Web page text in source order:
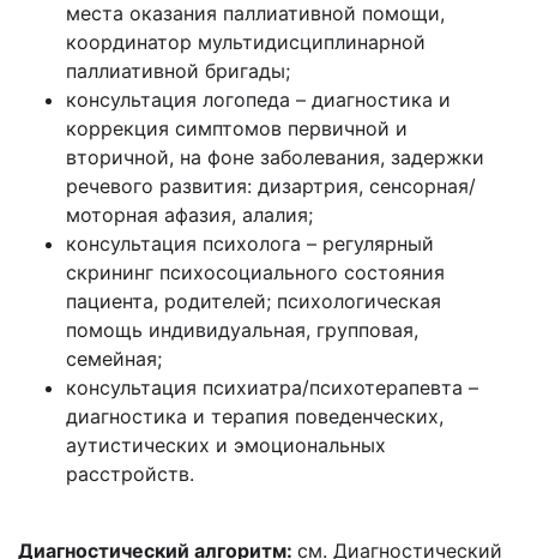
места оказания паллиативной помощи,
координатор мультидисциплинарной
паллиативной бригады;
консультация логопеда – диагностика и
коррекция симптомов первичной и
вторичной, на фоне заболевания, задержки
речевого развития: дизартрия, сенсорная/
моторная афазия, алалия;
консультация психолога – регулярный
скрининг психосоциального состояния
пациента, родителей; психологическая
помощь индивидуальная, групповая,
семейная;
консультация психиатра/психотерапевта –
диагностика и терапия поведенческих,
аутистических и эмоциональных
расстройств.
Диагностический алгоритм: см. Диагностический